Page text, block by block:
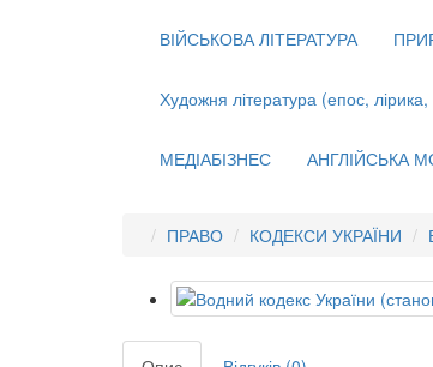
ВІЙСЬКОВА ЛІТЕРАТУРА
Художня література (епос,
МЕДІАБІЗНЕС АНГЛІЙСЬКА
ПРАВО КОДЕКСИ УКРАЇНИ